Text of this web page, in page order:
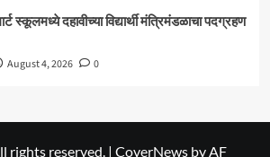
स्कूलमध्ये दहावीच्या विद्यार्थी मंत्रिमंडळाचा पदग्रहण
August 4, 2026 0
rights reserved. | CoverNews by AF